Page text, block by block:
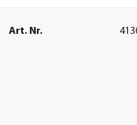
Art. Nr.